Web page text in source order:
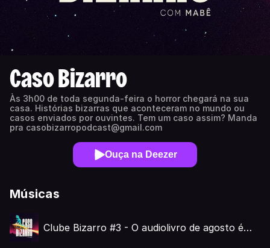
Caso Bizarro
Às 3h00 de toda segunda-feira o horror chegará na sua
casa. Histórias bizarras que aconteceram no mundo ou
casos enviados por ouvintes. Tem um caso assim? Manda
pra casobizarropodcast@gmail.com
Ouça na Deezer
Músicas
Clube Bizarro #3 - O audiolivro de agosto é…